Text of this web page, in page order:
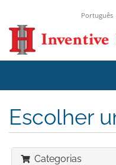
Português
Escolher
Categorias